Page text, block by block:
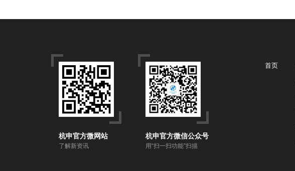
杭申官方微网站
了解新资讯
杭申官方微信公众号
用“扫一扫功能”扫描
首页